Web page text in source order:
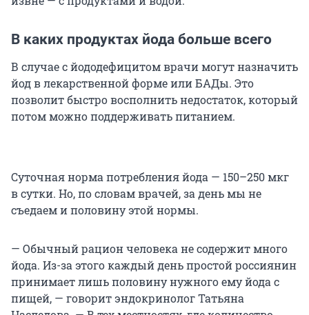
В каких продуктах йода больше всего
В случае с йододефицитом врачи могут назначить
йод в лекарственной форме или БАДы. Это
позволит быстро восполнить недостаток, который
потом можно поддерживать питанием.
Суточная норма потребления йода — 150–250 мкг
в сутки. Но, по словам врачей, за день мы не
съедаем и половину этой нормы.
— Обычный рацион человека не содержит много
йода. Из-за этого каждый день простой россиянин
принимает лишь половину нужного ему йода с
пищей, — говорит эндокринолог Татьяна